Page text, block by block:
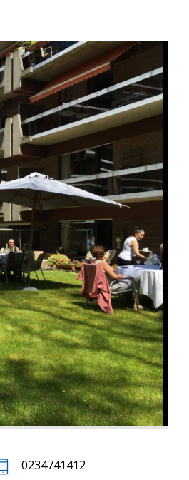
0234741412